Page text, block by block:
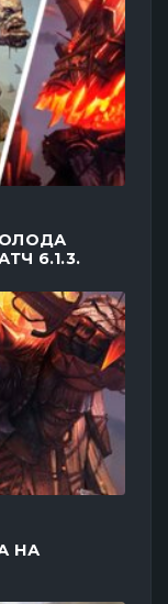
6.1.3.
НА